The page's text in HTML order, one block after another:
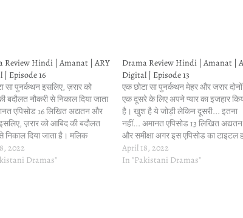
Review Hindi | Amanat | ARY
| Episode 16
सा पुनर्कथन इसलिए, ज़रार को
बदौलत नौकरी से निकाल दिया जाता
एपिसोड 16 लिखित अद्यतन और
इसलिए, ज़रार को आबिद की बदौलत
निकाल दिया जाता है। मलिक
कुछ छोड़ देता है और मेहर को
है। यह परिवर्तन…
2022
Dramas"
Drama Review Hindi | Amanat |
Digital | Episode 13
एक छोटा सा पुनर्कथन मेहर और जरार
एक दूसरे के लिए अपने प्यार का इजहार
है। खुश है ये जोड़ी लेकिन दूसरी... इतना
नहीं... अमानत एपिसोड 13 लिखित अद्यतन
और समीक्षा अगर इस एपिसोड का टाइटल
तो वो होता "जूनी तेरे कितने रंग"। जाहिर है,
उसकी…
April 18, 2022
In "Pakistani Dramas"